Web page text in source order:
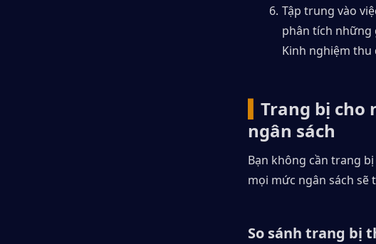
Tập trung vào
phân tích những
Kinh nghiệm thu
Trang bị cho
ngân sách
Bạn không cần trang
mọi mức ngân sách sẽ
So sánh trang bị